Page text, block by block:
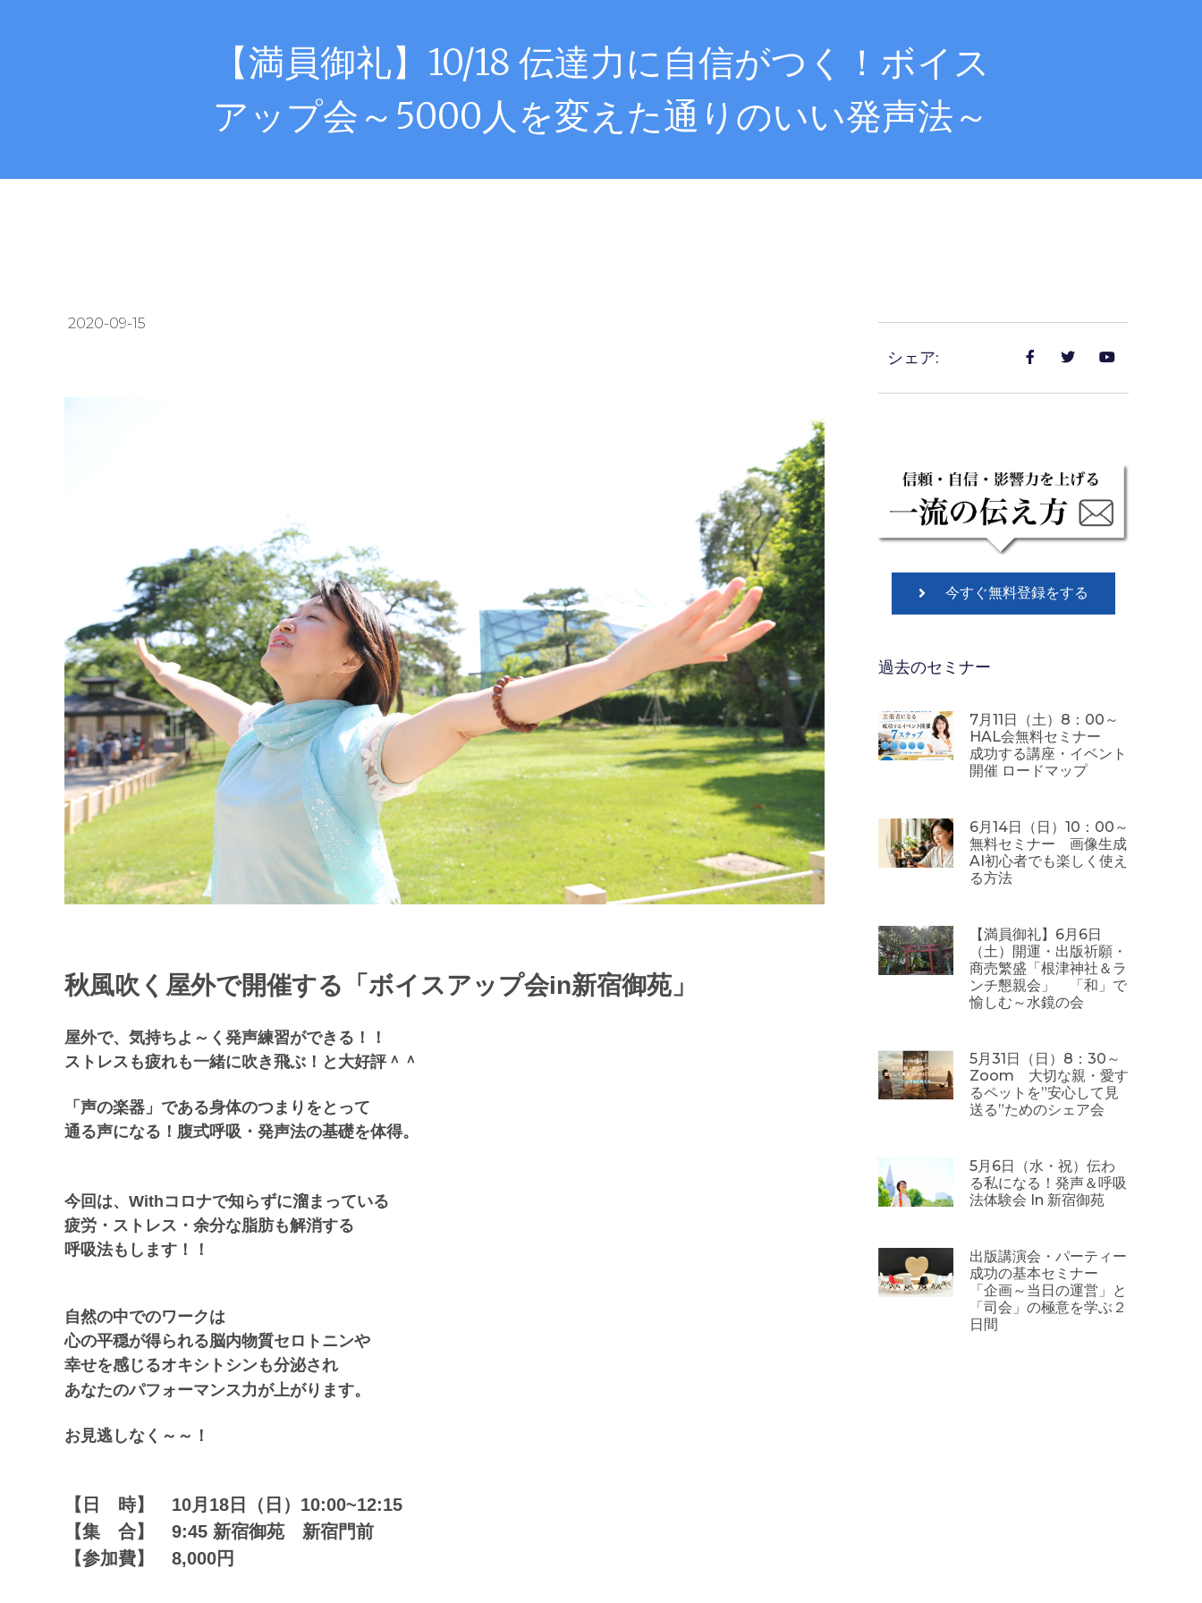
【満員御礼】10/18 伝達力に自信がつく！ボイス
アップ会～5000人を変えた通りのいい発声法～
2020-09-15
秋風吹く屋外で開催する「ボイスアップ会in新宿御苑」
屋外で、気持ちよ～く発声練習ができる！！
ストレスも疲れも一緒に吹き飛ぶ！と大好評＾＾
「声の楽器」である身体のつまりをとって
通る声になる！腹式呼吸・発声法の基礎を体得。
今回は、Withコロナで知らずに溜まっている
疲労・ストレス・余分な脂肪も解消する
呼吸法もします！！
自然の中でのワークは
心の平穏が得られる脳内物質セロトニンや
幸せを感じるオキシトシンも分泌され
あなたのパフォーマンス力が上がります。
お見逃しなく～～！
【日 時】 10月18日（日）10:00~12:15
【集 合】 9:45 新宿御苑 新宿門前
【参加費】 8,000円
シェア:
今すぐ無料登録をする
過去のセミナー
7月11日（土）8：00～
HAL会無料セミナー
成功する講座・イベント
開催 ロードマップ
6月14日（日）10：00～
無料セミナー 画像生成
AI初心者でも楽しく使え
る方法
【満員御礼】6月6日
（土）開運・出版祈願・
商売繁盛「根津神社＆ラ
ンチ懇親会」 「和」で
愉しむ～水鏡の会
5月31日（日）8：30～
Zoom 大切な親・愛す
るペットを”安心して見
送る”ためのシェア会
5月6日（水・祝）伝わ
る私になる！発声＆呼吸
法体験会 In 新宿御苑
出版講演会・パーティー
成功の基本セミナー
「企画～当日の運営」と
「司会」の極意を学ぶ２
日間